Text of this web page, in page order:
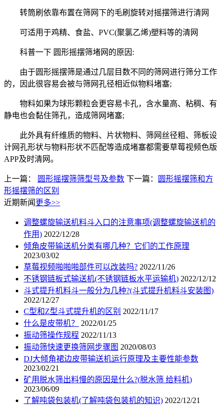
转筒刷依靠布置在筛网下的毛刷旋转对摇摆筛进行清网
可适用于鸡精、食盐、PVC(聚氯乙烯)塑料等的清网
科普一下 圆形摇摆筛堵网的原因:
由于圆形摇摆筛是通过几层目数不同的筛网进行筛分工作
的，因此很容易会被与筛网孔径相近似物料堵塞;
物料如果为球形颗粒会更容易卡孔，含水量高、粘稠、有
静电也会黏住筛孔，造成筛网堵塞;
此外具有纤维质的物料、片状物料、筛网丝径粗、筛板设
计网孔形状与物料形状不匹配等造成堵塞都需要草莓视频色版
APP及时清网。
上一篇： 圆形摇摆筛筛型号及参数 下一篇：
圆形摇摆筛和方
形摇摆筛的区别
近期新闻 更多>>
调整螺旋输送机料斗入口的注意事项(调整螺旋输送机的
作用) 2022/12/28
倾角皮带输送机分类有哪几种？它们的工作原理
2023/03/02
草莓视频啪啪啪部件可以改装吗? 2022/11/26
不锈钢链板式输送机(不锈钢链板水平运输机) 2022/12/12
斗式提升机料斗一般分为几种?(斗式提升机料斗安装图)
2022/12/27
C型和Z型斗式提升机的区别 2022/11/17
什么是皮带机？
2022/01/25
振动筛操作规程 2022/11/13
振动筛快速更换筛网步骤图 2020/08/03
DJ大倾角裙边皮带输送机运行原理及主要性能参数
2023/02/21
矿用脱水筛出料慢的原因是什么?(脱水筛 给料机)
2023/06/09
了解吨袋包装机(了解吨袋包装机的知识) 2022/12/21